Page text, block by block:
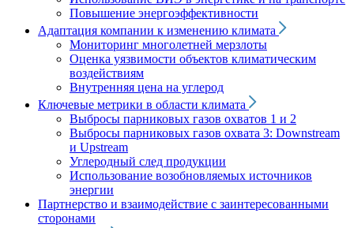
Повышение энергоэффективности
Адаптация компании к изменению климата
Мониторинг многолетней мерзлоты
Оценка уязвимости объектов климатическим
воздействиям
Внутренняя цена на углерод
Ключевые метрики в области климата
Выбросы парниковых газов охватов 1 и 2
Выбросы парниковых газов охвата 3: Downstream
и Upstream
Углеродный след продукции
Использование возобновляемых источников
энергии
Партнерство и взаимодействие с заинтересованными
сторонами